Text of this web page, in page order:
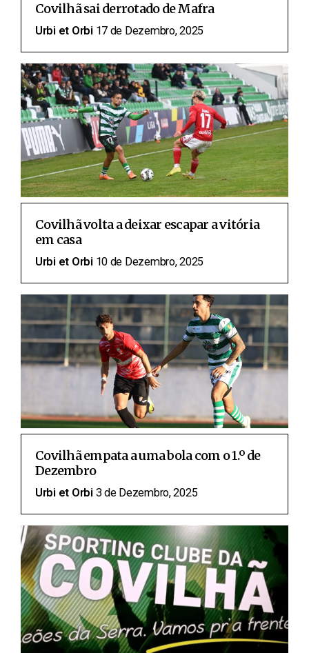
Covilhã sai derrotado de Mafra
Urbi et Orbi 17 de Dezembro, 2025
Covilhã volta a deixar escapar a vitória
em casa
Urbi et Orbi 10 de Dezembro, 2025
Covilhã empata a uma bola com o 1.º de
Dezembro
Urbi et Orbi 3 de Dezembro, 2025